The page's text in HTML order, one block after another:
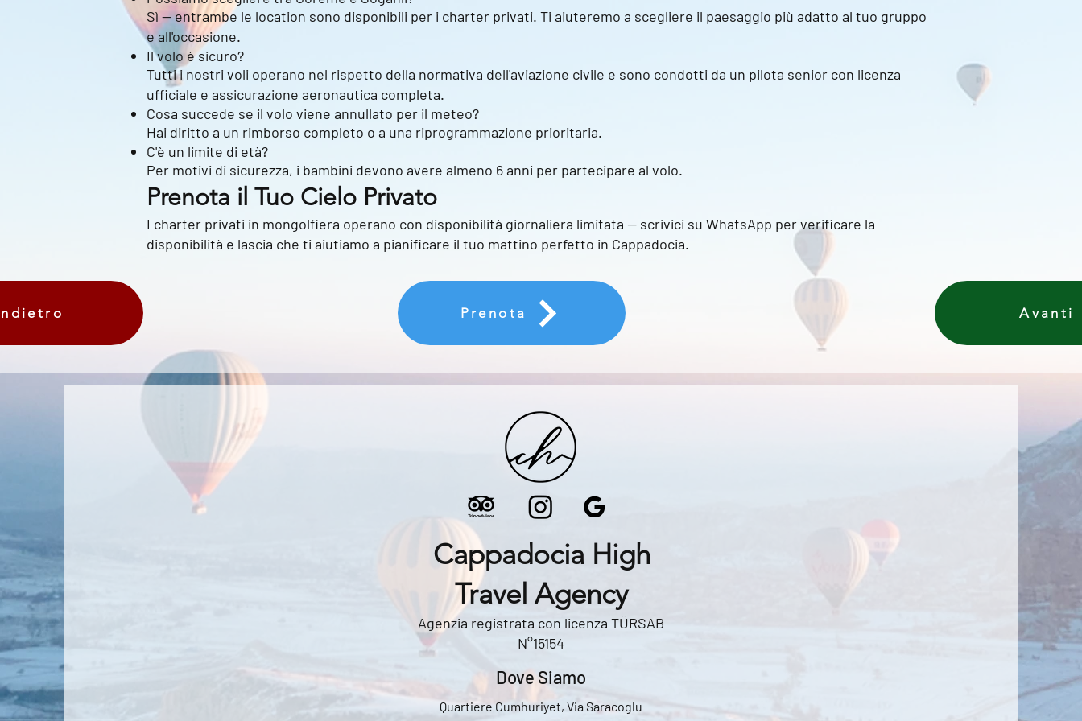
Sì — entrambe le location sono disponibili per i charter privati. Ti aiuteremo a scegliere il paesaggio più adatto al tuo gruppo
e all'occasione.
Il volo è sicuro?
Tutti i nostri voli operano nel rispetto della normativa dell'aviazione civile e sono condotti da un pilota senior con licenza
ufficiale e assicurazione aeronautica completa.
Cosa succede se il volo viene annullato per il meteo?
Hai diritto a un rimborso completo o a una riprogrammazione prioritaria.
C'è un limite di età?
Per motivi di sicurezza, i bambini devono avere almeno 6 anni per partecipare al volo.
Prenota il Tuo Cielo Privato
I charter privati in mongolfiera operano con disponibilità giornaliera limitata — scrivici su WhatsApp per verificare la
disponibilità e lascia che ti aiutiamo a pianificare il tuo mattino perfetto in Cappadocia.
Prenota Avanti
Cappadocia High
Travel Agency
Agenzia registrata con licenza TÜRSAB
N°15154
Dove Siamo
Quartiere Cumhuriyet, Via Saracoglu